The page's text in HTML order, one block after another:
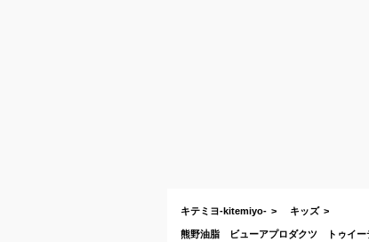
キテミヨ-kitemiyo- キッズ
熊野油脂 ビューアプロダクツ トゥイー